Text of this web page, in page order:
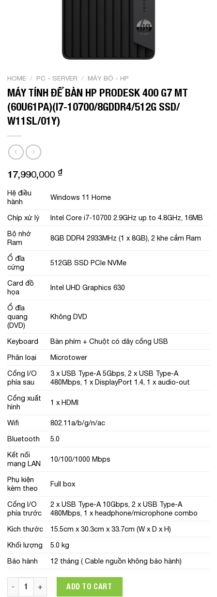
HOME / PC - SERVER / MÁY BỘ - HP
MÁY TÍNH ĐỂ BÀN HP PRODESK 400 G7 MT
(60U61PA)(I7-10700/8GDDR4/512G SSD/
W11SL/01Y)
17,990,000 ₫
Hệ điều
hành
Windows 11 Home
Chíp xử lý
Intel Core i7-10700 2.9GHz up to 4.8GHz, 16MB
Bộ nhớ
Ram
8GB DDR4 2933MHz (1 x 8GB), 2 khe cắm Ram
Ổ đĩa
cứng
512GB SSD PCIe NVMe
Card đồ
họa
Intel UHD Graphics 630
Ổ đĩa
quang
(DVD)
Không DVD
Keyboard
Bàn phím + Chuột có dây cổng USB
Phân loại
Microtower
Cổng I/O
phía sau
3 x USB Type-A 5Gbps, 2 x USB Type-A
480Mbps, 1 x DisplayPort 1.4, 1 x audio-out
Cổng xuất
hình
1 x HDMI
Wifi
802.11a/b/g/n/ac
Bluetooth
5.0
Kết nối
mạng LAN
10/100/1000 Mbps
Phụ kiện
kèm theo
Full box
Cổng I/O
phía trước
2 x USB Type-A 10Gbps, 2 x USB Type-A
480Mbps, 1 x headphone/microphone combo
Kích thước
15.5cm x 30.3cm x 33.7cm (W x D x H)
Khối lượng
5.0 kg
Bảo hành
12 tháng ( Cable nguồn không bảo hành)
MÁY TÍNH ĐỂ BÀN HP PRODESK 400 G7 MT (60U61PA)(I7-
ADD TO CART